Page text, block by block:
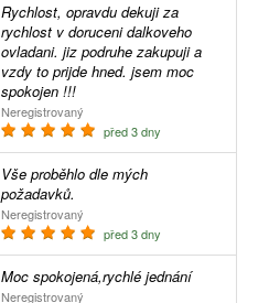
Rychlost, opravdu dekuji za
rychlost v doruceni dalkoveho
ovladani. jiz podruhe zakupuji a
vzdy to prijde hned. jsem moc
spokojen !!!
Neregistrovaný
před 3 dny
Vše proběhlo dle mých
požadavků.
Neregistrovaný
před 3 dny
Moc spokojená,rychlé jednání
Neregistrovaný